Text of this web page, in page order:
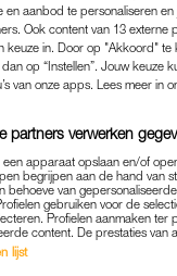
6
FIT &
26-09-
en aanbod te personaliseren
Ook content van 13 externe
keuze in. Door op "Akkoord"
op “Instellen”. Jouw keuze
van onze apps. Lees meer in
partners verwerken
apparaat opslaan en/of
begrijpen aan de hand van
behoeve van
gebruiken voor de
Profielen aanmaken ter
content. De prestaties van
lijst